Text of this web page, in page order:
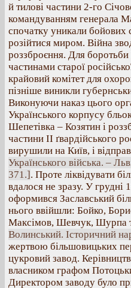
й тилові частини 2-го
командуванням генерала
спочатку уникали бойових
розійтися миром. Війна
роззброєння. Для
частинами старої
крайовий комітет для
пізніше виникли
Виконуючи наказ цього
Українського корпусу
Шепетівка – Козятин і
частини II ґвардійського
вирушили на Київ, і
Українського війська. –
371.]. Проте ліквідувати
вдалося не зразу. У грудні
оформився Заславський
нього ввійшли: Бойко,
Максімов, Шевчук, Шурпа
Волинський. Історичний
жертвою більшовицьких
цукровий завод.
власником графом
Директором заводу було